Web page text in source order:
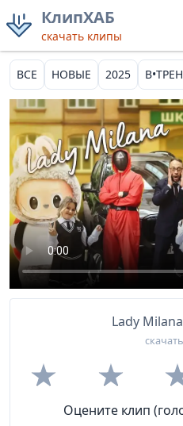
КлипХАБ
скачать клипы
ВСЕ НОВЫЕ 2025
Lady
Оцените клип